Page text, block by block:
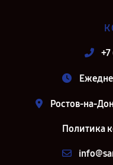
Ростов-на-
Политика